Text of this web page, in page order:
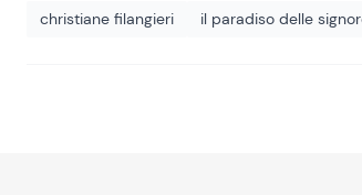
christiane filangieri il paradiso delle